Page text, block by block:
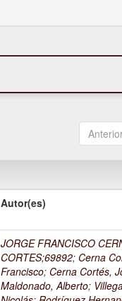
Autor(es)
JORGE FRANCISCO
CORTES;69892; Cerna
Francisco; Cerna Cortés,
Maldonado, Alberto;